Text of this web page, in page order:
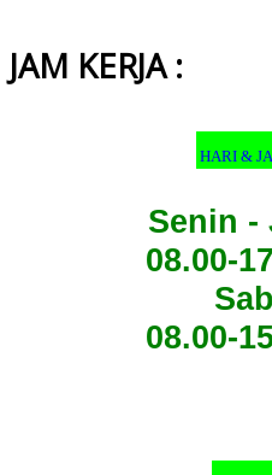
JAM KERJA :
HARI &
Senin -
08.00-
08.00-